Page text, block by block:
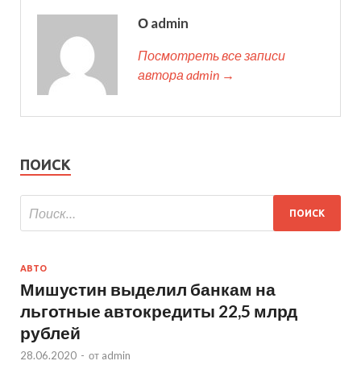
О admin
Посмотреть все записи
автора admin →
ПОИСК
АВТО
Мишустин выделил банкам на
льготные автокредиты 22,5 млрд
рублей
28.06.2020 - от admin